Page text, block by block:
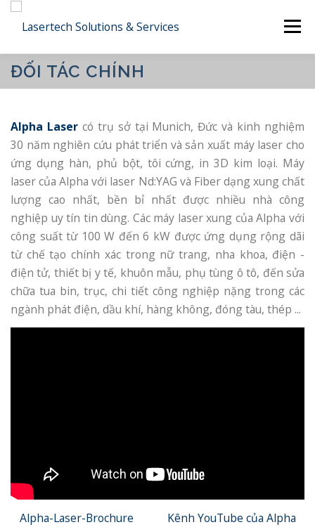
Skip
Menu
CÔNG TY SẢN PHẨM
CÔNG NGHIỆP CÔNG NGHỆ DỰ ÁN
LIÊN HỆ TIẾNG VIỆT
English
日本語
Tiếng Việt
ĐỐI TÁC CHÍNH
Alpha Lasercó trụ sở tại Munich, Đức và kinh nghiệm
30 năm nghiên cứu phát triển và sản xuất máy laser cho
ứng dụng hàn, phủ bột, tôi cứng, in 3D kim loại. Máy
laser của Alpha với laser Nd:YAG và Fiber dạng xung chất
lượng cao nhất, bền bỉ nhất được nhiều nhà công
nghiệp uy tín tin dùng. Các máy laser xung của Alpha với
công suất từ 100 W đến 6 kW được ứng dụng rộng dãi
từ chế tạo chính xác trong nữ trang, nha khoa, điện -
điện tử, thiết bị y tế, khuôn mẫu, phụ tùng ô tô, đến sửa
chữa tua bin, trục, chi tiết công nghiệp nặng trong các
ngành phát điện, dầu khí, hàng không, đóng tàu, thép ...
Alpha-Laser-Brochure
Kênh YouTube của Alpha